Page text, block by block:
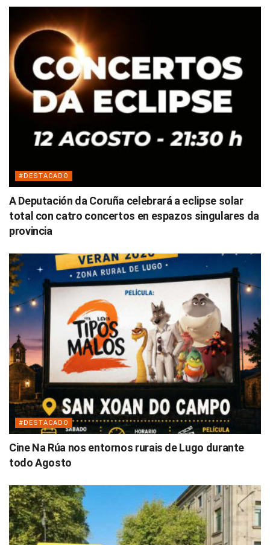
#DESTACADO
A Deputación da Coruña celebrará a eclipse solar
total con catro concertos en espazos singulares da
provincia
#DESTACADO
Cine Na Rúa nos entornos rurais de Lugo durante
todo Agosto